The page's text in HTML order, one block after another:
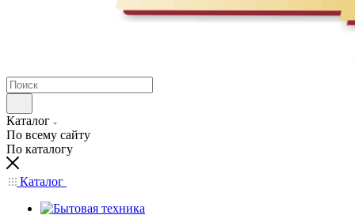
Каталог
По всему сайту
По каталогу
Каталог